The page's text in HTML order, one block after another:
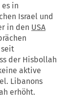
in
Israel und
in den USA
seit
der Hisbollah
aktive
Libanons
erhöht.